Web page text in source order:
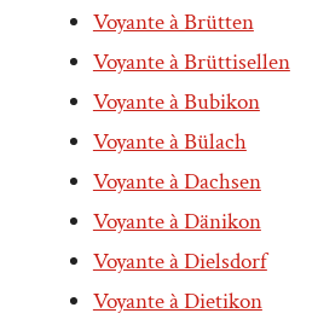
Voyante à Brütten
Voyante à Brüttisellen
Voyante à Bubikon
Voyante à Bülach
Voyante à Dachsen
Voyante à Dänikon
Voyante à Dielsdorf
Voyante à Dietikon